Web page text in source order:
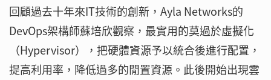
回顧過去十年來IT技術的創新，Ayla Networks的
DevOps架構師蘇培欣觀察，最實用的莫過於虛擬化
（Hypervisor），把硬體資源予以統合後進行配置，
提高利用率，降低過多的閒置資源。此後開始出現雲